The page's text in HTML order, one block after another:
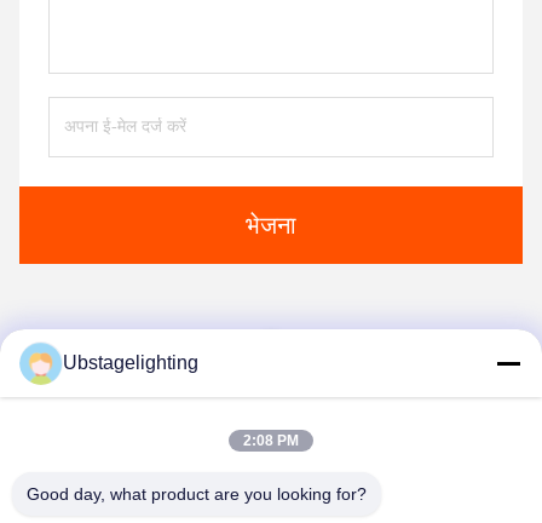
भेजना
Ubstagelighting
2:08 PM
Good day, what product are you looking for?